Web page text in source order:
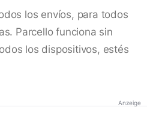
los envíos, para todos
Parcello funciona sin
los dispositivos, estés
Anzeige